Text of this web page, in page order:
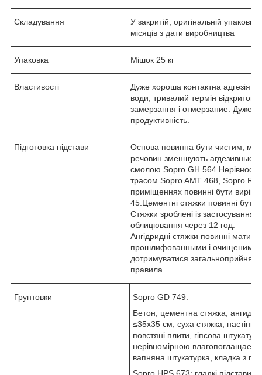
Складування
У закритій, оригінальній
місяців з дати виробництва
Упаковка Мішок 25 кг
Властивості
Дуже хороша контактна адгезія,
води, тривалий термін
замерзання і отмерзание. Дуже
продуктивність.
Підготовка підстави
Основа повинна бути чистим,
речовин зменшують агдезивные
смолою Sopro GH 564.Нерівності
трасом Sopro AMT 468, Sopro
приміщеннях повинні бути
45.Цементні стяжки повинні бути
Стяжки зроблені із
облицювання через 12 год.
Ангідридні стяжки повинні мати
прошлифованными і очищеними
дотримуватися загальноприйняті
правила.
Грунтовки
Sopro GD 749:
Бетон, цементна стяжка,
≤35х35 см, суха стяжка, настінні
повстяні плити, гіпсова
нерівномірною
вапняна штукатурка, кладка з
Sopro HPS 673: гладкі підстави